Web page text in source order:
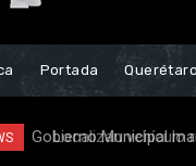
Portada Querétaro
Localizan vehículo